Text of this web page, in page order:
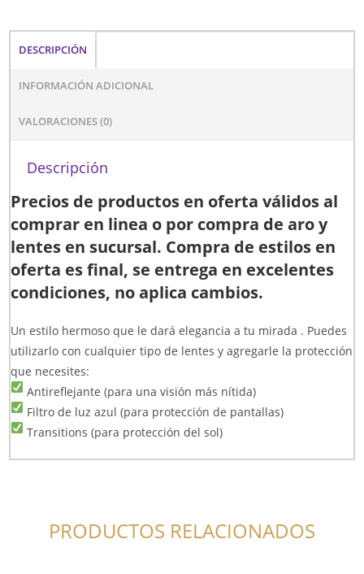
DESCRIPCIÓN
INFORMACIÓN ADICIONAL
VALORACIONES (0)
Descripción
Precios de productos en oferta válidos al
comprar en linea o por compra de aro y
lentes en sucursal. Compra de estilos en
oferta es final, se entrega en excelentes
condiciones, no aplica cambios.
Un estilo hermoso que le dará elegancia a tu mirada . Puedes
utilizarlo con cualquier tipo de lentes y agregarle la protección
que necesites:
Antireflejante (para una visión más nítida)
Filtro de luz azul (para protección de pantallas)
Transitions (para protección del sol)
PRODUCTOS RELACIONADOS